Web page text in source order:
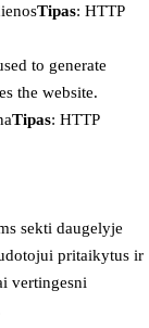
Tipas: HTTP
to generate
the website.
Tipas: HTTP
sekti daugelyje
pritaikytus ir
vertingesni